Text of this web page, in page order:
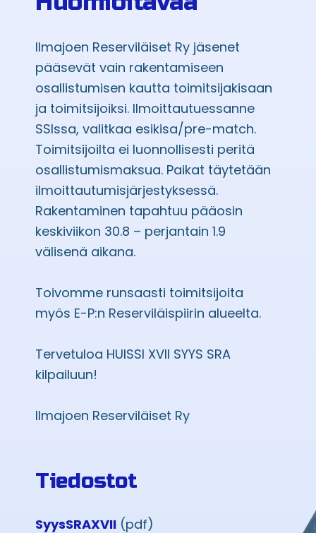
Ilmajoen Reserviläiset Ry jäsenet
pääsevät vain rakentamiseen
osallistumisen kautta toimitsijakisaan
ja toimitsijoiksi. Ilmoittautuessanne
SSIssa, valitkaa esikisa/pre-match.
Toimitsijoilta ei luonnollisesti peritä
osallistumismaksua. Paikat täytetään
ilmoittautumisjärjestyksessä.
Rakentaminen tapahtuu pääosin
keskiviikon 30.8 – perjantain 1.9
välisenä aikana.
Toivomme runsaasti toimitsijoita
myös E-P:n Reserviläispiirin alueelta.
Tervetuloa HUISSI XVII SYYS SRA
kilpailuun!
Ilmajoen Reserviläiset Ry
Tiedostot
SyysSRAXVII (pdf)